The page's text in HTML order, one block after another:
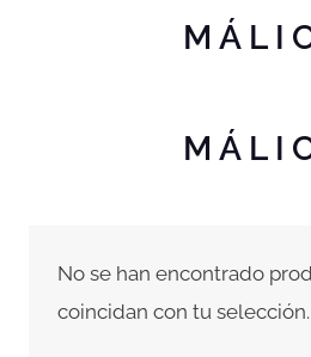
No se han encontrado
coincidan con tu selección.